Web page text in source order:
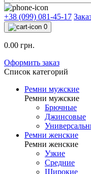
+38 (099) 081-45-17
0
0.00 грн.
Оформить заказ
Список категорий
Ремни мужские
Ремни мужские
Брючные
Джинсовые
Ремни женские
Ремни женские
Узкие
Средние
Широкие